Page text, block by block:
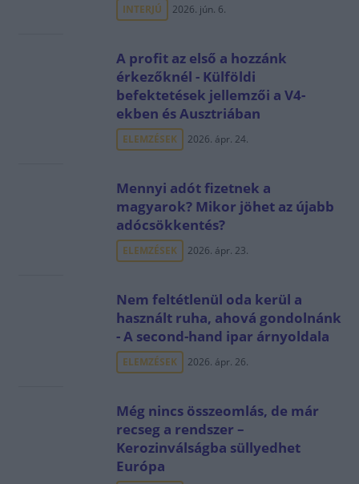
INTERJÚ 2026. jún. 6.
A profit az első a hozzánk
érkezőknél - Külföldi
befektetések jellemzői a V4-
ekben és Ausztriában
ELEMZÉSEK 2026. ápr. 24.
Mennyi adót fizetnek a
magyarok? Mikor jöhet az újabb
adócsökkentés?
ELEMZÉSEK 2026. ápr. 23.
Nem feltétlenül oda kerül a
használt ruha, ahová gondolnánk
- A second-hand ipar árnyoldala
ELEMZÉSEK 2026. ápr. 26.
Még nincs összeomlás, de már
recseg a rendszer –
Kerozinválságba süllyedhet
Európa